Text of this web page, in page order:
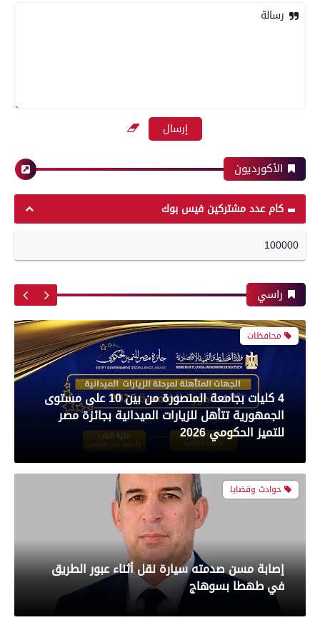
بعدسة الخبر المصري| شاهد أبرز لقطات مباراة
الأهلي وبيراميدز فى الدورى
رياضة
بعدسة الخبر المصري| شاهد أبرز لقطات مباراة
الكونفدرالية الإفريقية
رياضة
بعدسة الخبر المصري| شاهد أبرز لقطات مباراة
الأهلي و سيراميك فى الدورى
رياضة
بعدسة الخبر المصري| شاهد أبرز لقطات مباراة
الزمالك والمصري البورسعيدي فى الدوري
رسالة
الأكورديون
كام عدد مشتركين فيس بوك
100000
راسي
للاستهلاك الآدمى قبل طرحه بالأسواق
محافظات
مدير أمن سوهاج يواصل جولاته المفاجئة ويتفقد
الكنائس والأديرة
محافظات
4 كليات بجامعة المنصورة من بين 10 على مستوى
الجمهورية تتأهل للزيارات الميدانية بجائزة مصر
للتميز الحكومي 2026
حوادث وقضايا
إصابة مسن صدمته سيارة نقل أثناء عبور الطريق
في طهطا بسوهاج